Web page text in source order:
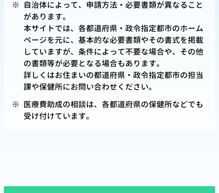
※ 自治体によって、申請方法・必要書類が異なること
があります。
本サイトでは、各都道府県・政令指定都市のホーム
ページを元に、基本的な必要書類やその書式を掲載
していますが、条件によって不要な場合や、その他
の書類等が必要となる場合もあります。
詳しくはお住まいの都道府県・政令指定都市の担当
課や保健所にお問い合わせください。
※ 医療費助成の相談は、各都道府県の保健所などでも
受け付けています。